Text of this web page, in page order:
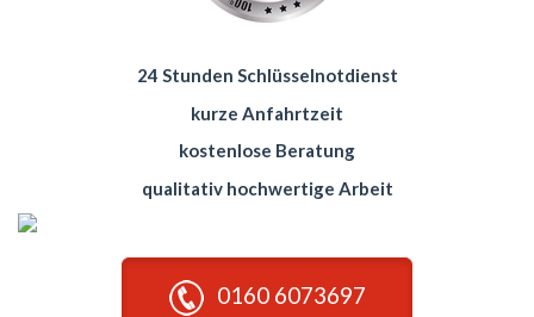
24 Stunden Schlüsselnotdienst
kurze Anfahrtzeit
kostenlose Beratung
qualitativ hochwertige Arbeit
0160 6073697